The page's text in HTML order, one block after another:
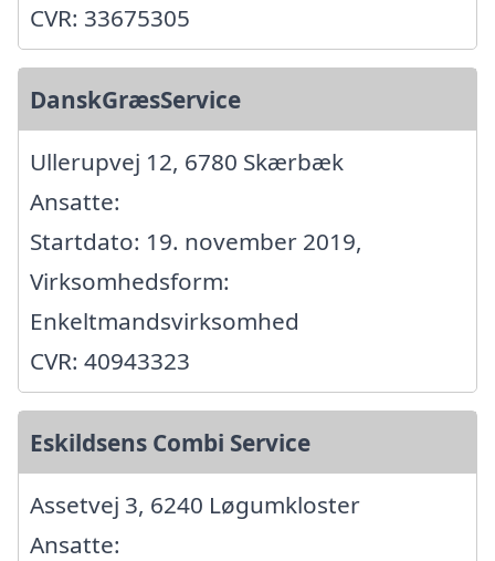
CVR: 33675305
DanskGræsService
Ullerupvej 12, 6780 Skærbæk
Ansatte:
Startdato: 19. november 2019,
Virksomhedsform:
Enkeltmandsvirksomhed
CVR: 40943323
Eskildsens Combi Service
Assetvej 3, 6240 Løgumkloster
Ansatte: